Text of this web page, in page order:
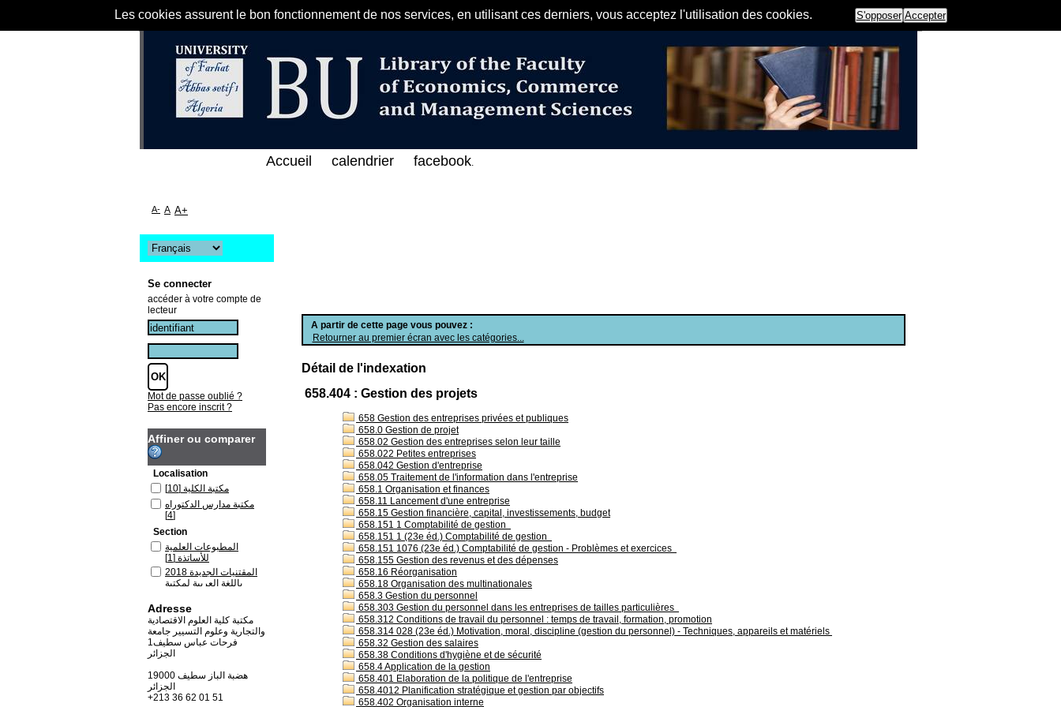
Les cookies assurent le bon fonctionnement de nos services, en utilisant ces derniers, vous acceptez l'utilisation des cookies. S'opposer Accepter
مرحبا بكم في الفهرس الإلكتروني على الخط المباشر لمكتبة كلية العلوم الاقتصادية و
A partir de cette page vous pouvez :
Retourner au premier écran avec les catégories...
Détail de l'indexation
658.404 : Gestion des projets
658 Gestion des entreprises privées et publiques
658.0 Gestion de projet
658.02 Gestion des entreprises selon leur taille
658.022 Petites entreprises
658.042 Gestion d'entreprise
658.05 Traitement de l'information dans l'entreprise
658.1 Organisation et finances
658.11 Lancement d'une entreprise
658.15 Gestion financière, capital, investissements, budget
658.151 1 Comptabilité de gestion
658.151 1 (23e éd.) Comptabilité de gestion
658.151 1076 (23e éd.) Comptabilité de gestion - Problèmes et exercices
658.155 Gestion des revenus et des dépenses
658.16 Réorganisation
658.18 Organisation des multinationales
658.3 Gestion du personnel
658.303 Gestion du personnel dans les entreprises de tailles particulières
658.312 Conditions de travail du personnel : temps de travail, formation, promotion
658.314 028 (23e éd.) Motivation, moral, discipline (gestion du personnel) - Techniques, appareils et matériels
658.32 Gestion des salaires
658.38 Conditions d'hygiène et de sécurité
658.4 Application de la gestion
658.401 Elaboration de la politique de l'entreprise
658.4012 Planification stratégique et gestion par objectifs
658.402 Organisation interne
Accueil calendrier facebook.
A- A A+
Se connecter
accéder à votre compte de
lecteur
Mot de passe oublié ?
Pas encore inscrit ?
Affiner ou comparer
Localisation
مكتبة الكلية [10]
مكتبة مدارس الدكتوراه
[4]
Section
المطبوعات العلمية
للأساتذة [1]
المقتنيات الجديدة 2018
باللغة العربية لمكتبة
المقتنيات الجديدة لكتب
اللغة الفرنسية و
الانجليزية 2023
كتب باللغة الأنجليزية
[1]
كتب باللغة العربية لمكتبة
الكلية [6]
كتب باللغة العربية لمكتبة
Adresse
مكتبة كلية العلوم الاقتصادية
والتجارية وعلوم التسيير جامعة
فرحات عباس سطيف1
الجزائر
19000 هضبة الباز سطيف
+213 36 62 01 51